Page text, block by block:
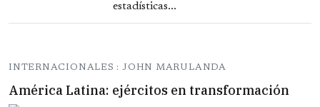
estadísticas...
INTERNACIONALES : JOHN MARULANDA
América Latina: ejércitos en transformación